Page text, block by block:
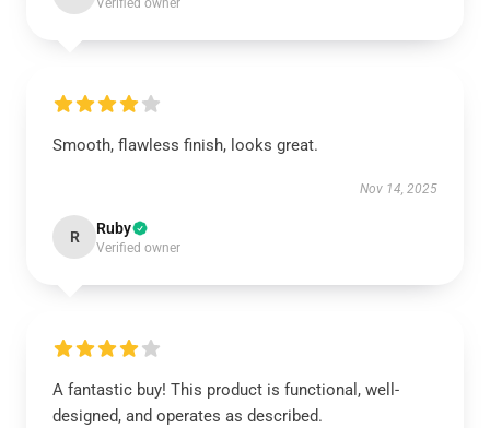
Verified owner
Smooth, flawless finish, looks great.
Nov 14, 2025
R Ruby
Verified owner
A fantastic buy! This product is functional, well-
designed, and operates as described.